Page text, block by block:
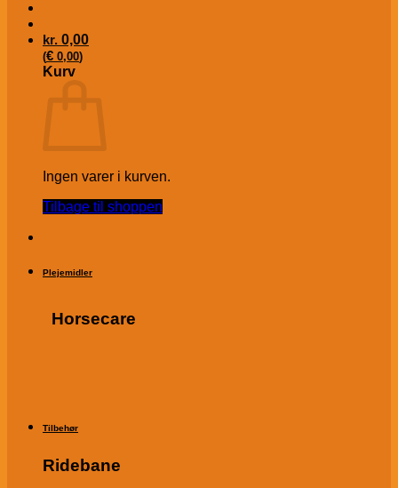
kr. 0,00
(€ 0,00)
Kurv
Ingen varer i kurven.
Tilbage til shoppen
Plejemidler
Horsecare
Tilbehør
Ridebane